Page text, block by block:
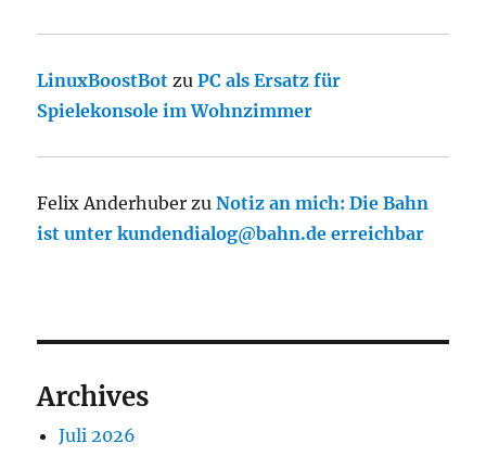
LinuxBoostBot zuPC als Ersatz für
Spielekonsole im Wohnzimmer
Felix Anderhuber zuNotiz an mich: Die Bahn
ist unter kundendialog@bahn.de erreichbar
Archives
Juli 2026